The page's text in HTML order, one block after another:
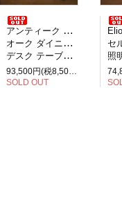
アンティーク イギリス製
オーク ダイニングテーブル
デスク テーブル 2人掛け
SOLD OUT
Elio
セル
照明